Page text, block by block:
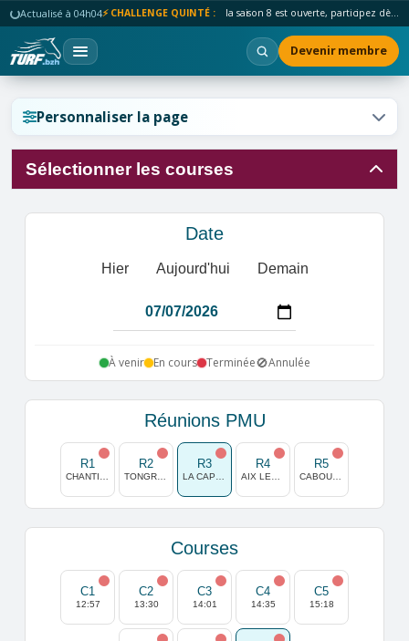
Actualisé à 04h04⚡ CHALLENGE QUINTÉ : la saison 8 est ouverte, participez dès maintenant !
Devenir membre
Personnaliser la page
Sélectionner les courses
Date
Hier Aujourd'hui Demain
À venir En cours Terminée🚫Annulée
Réunions PMU
R1 R2 R3 R4 R5
Courses
C1
12:57
C2
13:30
C3
14:01
C4
14:35
C5
15:18
Réinitialiser l'affichage ?
Réinitialiser